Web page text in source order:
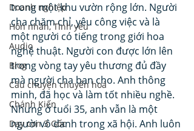
Doanh nghiệp
Hôn nhân, Tình yêu
Audio
Blog
Câu chuyện chuyển hoá
Chánh Kiến
Dạy con 3 Gốc
trong một khu vườn rộng lớn. Người
cha chăm chỉ, yêu công việc và là
một người có tiếng trong giới hoa
nghệ thuật. Người con được lớn lên
trong vòng tay yêu thương đủ đầy
mà người cha ban cho. Anh thông
minh, đã học và làm tốt nhiều nghề.
Nhưng ở tuổi 35, anh vẫn là một
người vô danh trong xã hội. Anh luôn